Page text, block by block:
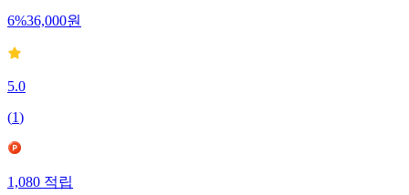
6%36,000원
5.0
(1)
1,080적립